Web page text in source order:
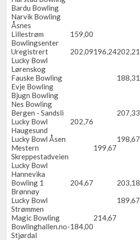
Bardu Bowling
Narvik Bowling
Åsnes
Lillestrøm
Bowlingsenter
159,00
Uregistrert
202,09196,24202,21
Lucky Bowl
Lørenskog
Fauske Bowling
188,31
Evje Bowling
Bjugn Bowling
Nes Bowling
Bergen - Sandsli
207,33
Lucky Bowl
Haugesund
202,76
Lucky Bowl Åsen
198,67
Mestern
Skreppestadveien
199,67
Lucky Bowl
Hannevika
Bowling 1
Brønnøy
204,67
203,18
Lucky Bowl
Strømmen
189,67
Magic Bowling
214,67
Bowlinghallen.no-
Stjørdal
184,00